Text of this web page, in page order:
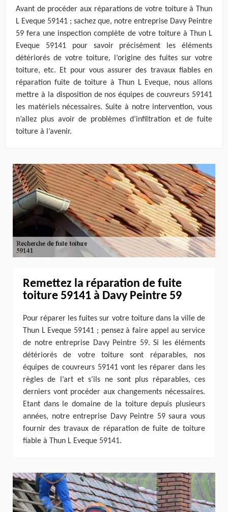
Avant de procéder aux réparations de votre toiture à Thun
L Eveque 59141 ; sachez que, notre entreprise Davy Peintre
59 fera une inspection complète de votre toiture à Thun L
Eveque 59141 pour savoir précisément les éléments
détériorés de votre toiture, l’origine des fuites sur votre
toiture, etc. Et pour vous assurer des travaux fiables en
réparation fuite de toiture à Thun L Eveque, nous allons
mettre à la disposition de nos équipes de couvreurs 59141
les matériels nécessaires. Suite à notre intervention, vous
n’allez plus avoir de problèmes d’infiltration et de fuite
toiture à l’avenir.
Remettez la réparation de fuite
toiture 59141 à Davy Peintre 59
Pour réparer les fuites sur votre toiture dans la ville de
Thun L Eveque 59141 ; pensez à faire appel au service
de notre entreprise Davy Peintre 59. Si les éléments
détériorés de votre toiture sont réparables, nos
équipes de couvreurs 59141 vont les réparer dans les
règles de l’art et s’ils ne sont plus réparables, ces
derniers vont procéder aux changements nécessaires.
Etant dans le domaine de la toiture depuis plusieurs
années, notre entreprise Davy Peintre 59 saura vous
fournir des travaux de réparation de fuite de toiture
fiable à Thun L Eveque 59141.